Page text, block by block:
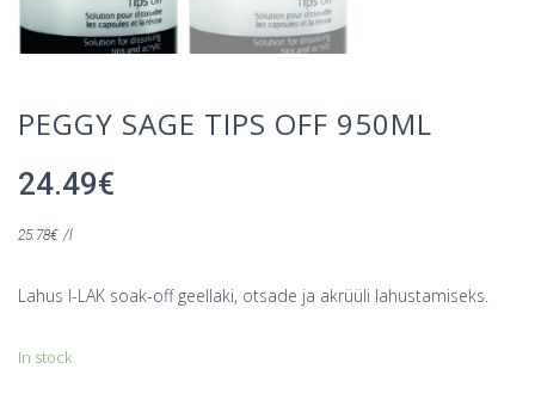
PEGGY SAGE TIPS OFF 950ML
24.49€
25.78€ /l
Lahus I-LAK soak-off geellaki, otsade ja akrüüli lahustamiseks.
In stock